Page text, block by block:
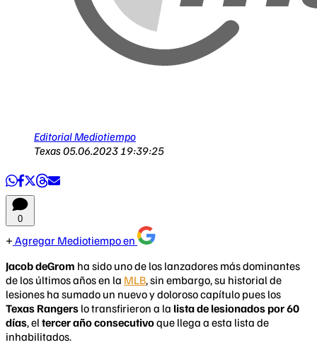
Editorial Mediotiempo
Texas05.06.2023 19:39:25
0
Agregar Mediotiempo en
Jacob deGrom ha sido uno de los lanzadores más dominantes
de los últimos años en la MLB, sin embargo, su historial de
lesiones ha sumado un nuevo y doloroso capítulo pues los
Texas Rangers lo transfirieron a la lista de lesionados por 60
días, el tercer año consecutivoque llega a esta lista de
inhabilitados.